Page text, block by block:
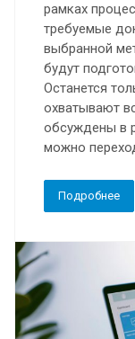
рамках
требуемые
выбранной
будут
Останется
охватывают
обсуждены в
можно
Подробнее